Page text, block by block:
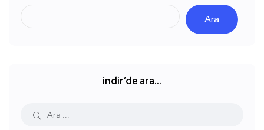
Ara
indir’de ara…